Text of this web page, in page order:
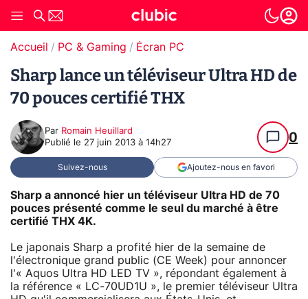
Accueil PC & Gaming Écran PC
Sharp lance un téléviseur Ultra HD de
70 pouces certifié THX
Par Romain Heuillard
Publié le 27 juin 2013 à 14h27 0
Suivez-nous Ajoutez-nous en favori
Sharp a annoncé hier un téléviseur Ultra HD de 70
pouces présenté comme le seul du marché à être
certifié THX 4K.
Le japonais Sharp a profité hier de la semaine de
l'électronique grand public (CE Week) pour annoncer
l'« Aquos Ultra HD LED TV », répondant également à
la référence « LC-70UD1U », le premier téléviseur Ultra